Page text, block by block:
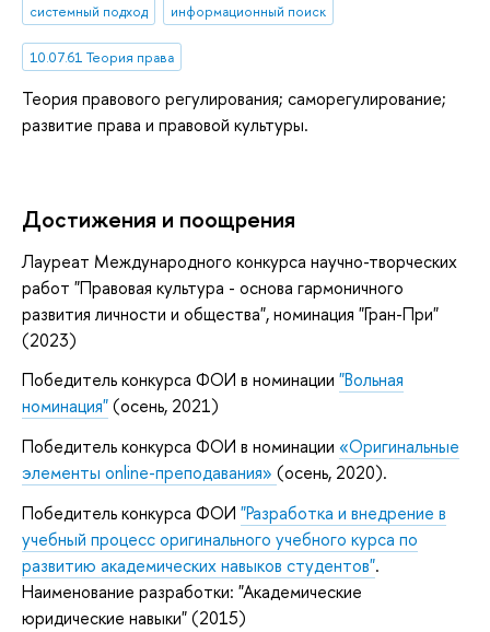
системный подход
информационный поиск
10.07.61 Теория права
Теория правового регулирования; саморегулирование;
развитие права и правовой культуры.
Достижения и поощрения
Лауреат Международного конкурса научно-творческих
работ "Правовая культура - основа гармоничного
развития личности и общества", номинация "Гран-При"
(2023)
Победитель конкурса ФОИ в номинации "Вольная
номинация"(осень, 2021)
Победитель конкурса ФОИ в номинации «Оригинальные
элементы online-преподавания» (осень, 2020).
Победитель конкурса ФОИ "Разработка и внедрение в
учебный процесс оригинального учебного курса по
развитию академических навыков студентов".
Наименование разработки: "Академические
юридические навыки" (2015)